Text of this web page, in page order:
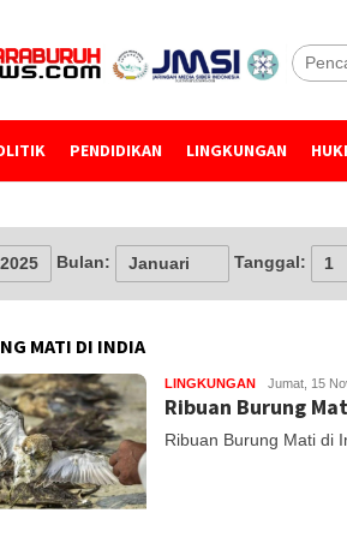
PENDIDIKAN LINGKUNGAN
Bulan: Tanggal:
MATI DI INDIA
LINGKUNGAN Jumat, 15
Ribuan Burung
Ribuan Burung Mati di